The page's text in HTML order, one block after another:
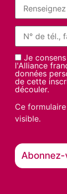
Je
l'Alliance
données
de cette
découler.
Ce
visible.